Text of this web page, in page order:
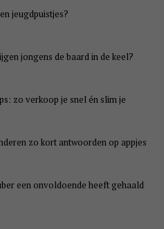
jeugdpuistjes?
jongens de baard in de keel?
zo verkoop je snel én slim je
zo kort antwoorden op appjes
een onvoldoende heeft gehaald